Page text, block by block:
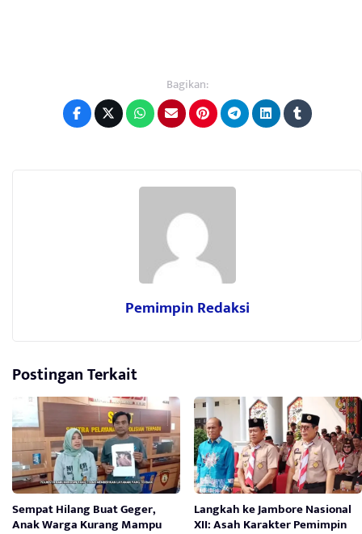
Bagikan:
Pemimpin Redaksi
Postingan Terkait
Sempat Hilang Buat Geger,
Anak Warga Kurang Mampu
Langkah ke Jambore Nasional
XII: Asah Karakter Pemimpin